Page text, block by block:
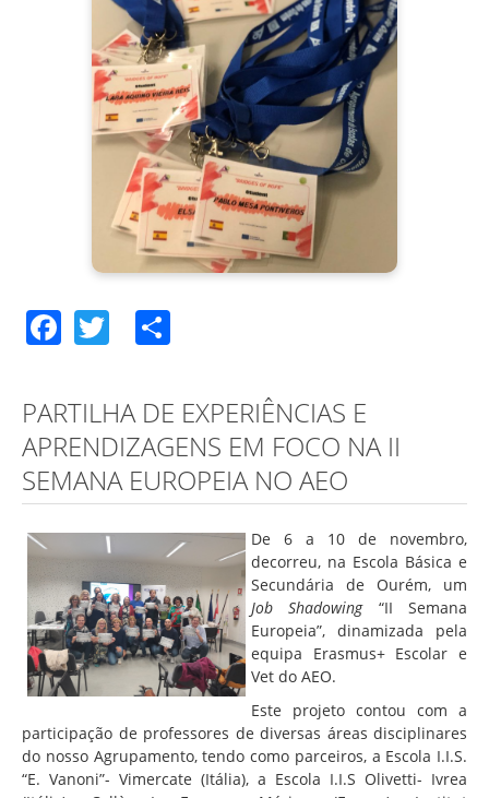
Facebook
Twitter
PARTILHA DE EXPERIÊNCIAS E
APRENDIZAGENS EM FOCO NA II
SEMANA EUROPEIA NO AEO
De 6 a 10 de novembro,
decorreu, na Escola Básica e
Secundária de Ourém, um
Job Shadowing“II Semana
Europeia”, dinamizada pela
equipa Erasmus+ Escolar e
Vet do AEO.
Este projeto contou com a
participação de professores de diversas áreas disciplinares
do nosso Agrupamento, tendo como parceiros, a Escola I.I.S.
“E. Vanoni”- Vimercate (Itália), a Escola I.I.S Olivetti- Ivrea